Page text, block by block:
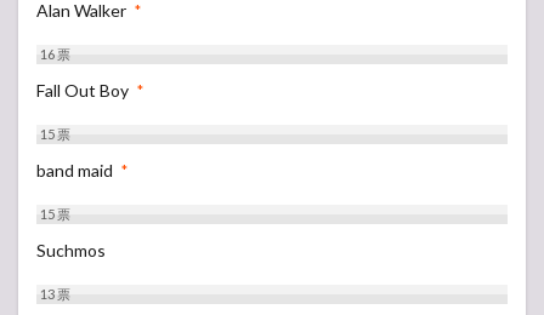
Alan Walker *
16票
Fall Out Boy *
15票
band maid *
15票
Suchmos
13票